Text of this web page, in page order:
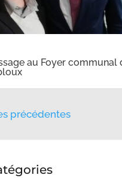
au Foyer communal
précédentes